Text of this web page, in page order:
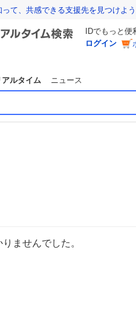
て、共感できる支援先を見つけよう
IDでもっと便
ログイン
アルタイム ニュース
ませんでした。